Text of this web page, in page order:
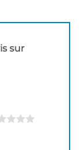
sur